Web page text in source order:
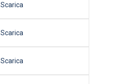
Scarica
Scarica
Scarica